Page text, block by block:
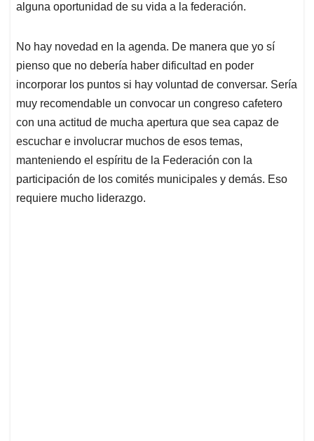
alguna oportunidad de su vida a la federación.
No hay novedad en la agenda. De manera que yo sí
pienso que no debería haber dificultad en poder
incorporar los puntos si hay voluntad de conversar. Sería
muy recomendable un convocar un congreso cafetero
con una actitud de mucha apertura que sea capaz de
escuchar e involucrar muchos de esos temas,
manteniendo el espíritu de la Federación con la
participación de los comités municipales y demás. Eso
requiere mucho liderazgo.